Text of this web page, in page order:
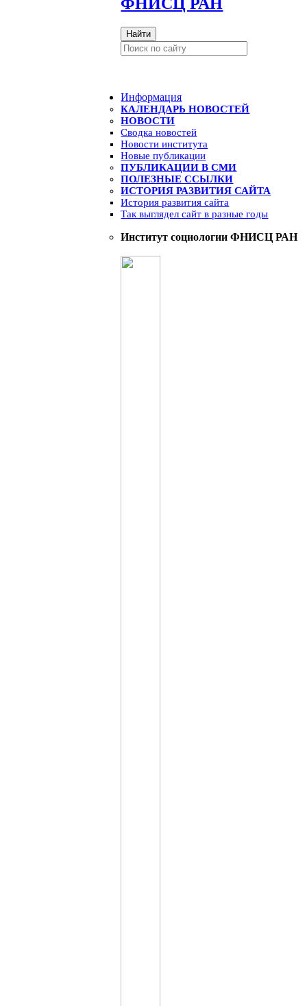
Найти
Информация
КАЛЕНДАРЬ НОВОСТЕЙ
НОВОСТИ
Сводка новостей
Новости института
Новые публикации
ПУБЛИКАЦИИ В СМИ
ПОЛЕЗНЫЕ ССЫЛКИ
ИСТОРИЯ РАЗВИТИЯ САЙТА
История развития сайта
Так выглядел сайт в разные годы
Институт социологии ФНИСЦ РАН